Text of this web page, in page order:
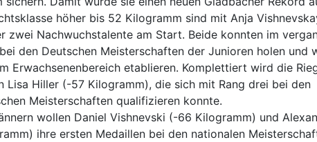
höher bis 52 Kilogramm sind mit Anja
zwei Nachwuchstalente am Start. Beide konnten im
den Deutschen Meisterschaften der Junioren holen und
Erwachsenenbereich etablieren. Komplettiert wird die
Lisa Hiller (-57 Kilogramm), die sich mit Rang drei bei den
Meisterschaften qualifizieren konnte.
wollen Daniel Vishnevski (-66 Kilogramm) und
ihre ersten Medaillen bei den nationalen